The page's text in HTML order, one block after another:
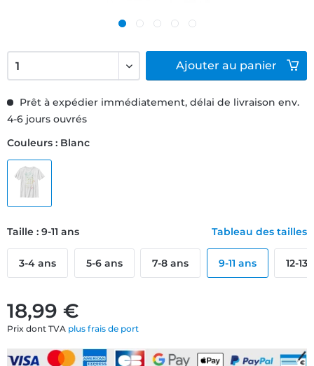
18,99 €
Prix dont TVA plus frais de port
Prêt à expédier immédiatement, délai de livraison env.
4-6 jours ouvrés
Couleurs : Blanc
Taille : 9-11 ans Tableau des tailles
3-4 ans 5-6 ans 7-8 ans 9-11 ans 12-13
Ajouter au panier